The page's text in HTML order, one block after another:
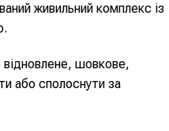
живильний комплекс із
відновлене, шовкове,
або сполоснути за